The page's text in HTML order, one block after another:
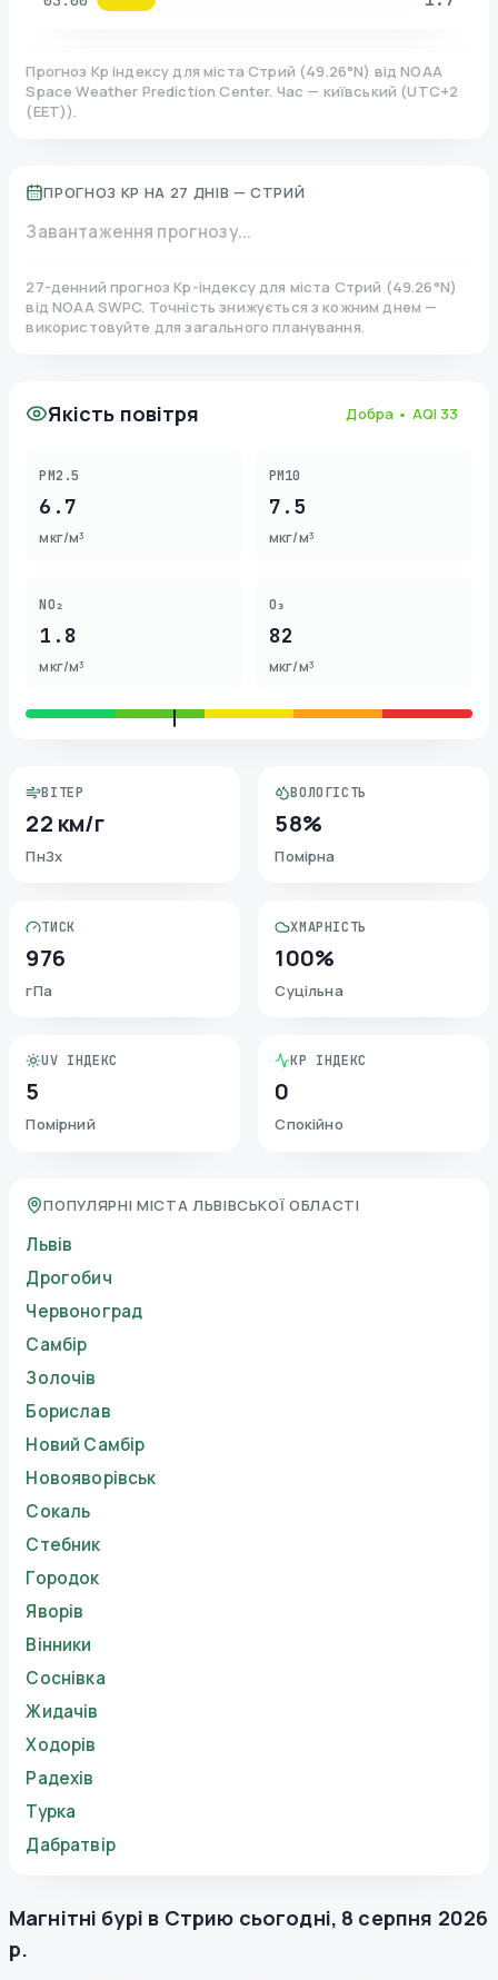
Прогноз Kp індексу для міста Стрий (49.26°N) від NOAA
Space Weather Prediction Center. Час — київський (UTC+2
(EET)).
ПРОГНОЗ KP НА 27 ДНІВ — СТРИЙ
Завантаження прогнозу...
27-денний прогноз Kp-індексу для міста Стрий (49.26°N)
від NOAA SWPC. Точність знижується з кожним днем —
використовуйте для загального планування.
Якість повітря Добра • AQI 33
PM2.5
6.7
мкг/м³
PM10
7.5
мкг/м³
NO₂
1.8
мкг/м³
O₃
82
мкг/м³
ВІТЕР
22 км/г
ПнЗх
ВОЛОГІСТЬ
58%
Помірна
ТИСК
976
гПа
ХМАРНІСТЬ
100%
Суцільна
UV ІНДЕКС
5
Помірний
KP ІНДЕКС
0
Спокійно
ПОПУЛЯРНІ МІСТА ЛЬВІВСЬКОЇ ОБЛАСТІ
Львів
Дрогобич
Червоноград
Самбір
Золочів
Борислав
Новий Самбір
Новояворівськ
Сокаль
Стебник
Городок
Яворів
Вінники
Соснівка
Жидачів
Ходорів
Радехів
Турка
Дабратвір
Магнітні бурі в Стрию сьогодні, 8 серпня 2026
р.